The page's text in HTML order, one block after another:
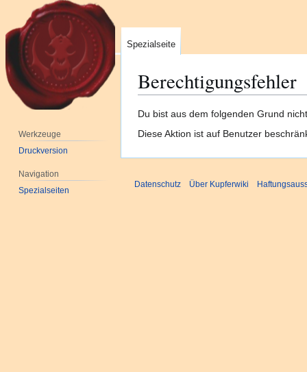
Berechtigungsfehler
Zur
Navigation
Zur
Suche
Du bist aus dem folgenden Grund
Diese Aktion ist auf Benutzer
Spezialseite
Werkzeuge
Druckversion
Navigation
Spezialseiten
Datenschutz Über Kupferwiki